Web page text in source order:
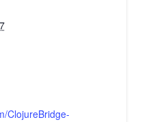
ClojureBridge-